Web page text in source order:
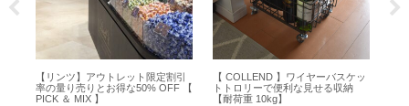
【リンツ】アウトレット限定割引
率の量り売りとお得な50% OFF 【
PICK ＆ MIX 】
【 COLLEND 】ワイヤーバスケッ
トトロリーで便利な見せる収納
【耐荷重 10kg】